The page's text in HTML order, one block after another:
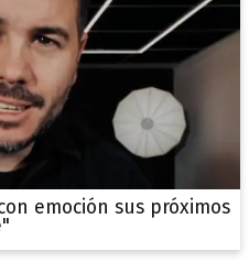
emoción sus próximos